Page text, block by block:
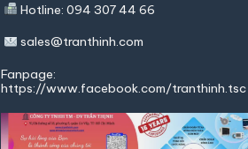
Hotline: 094 307 44 66
sales@tranthinh.com
Fanpage:
https://www.facebook.com/tranthinh.tsc